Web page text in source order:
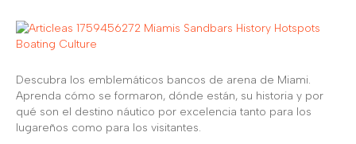
Descubra los emblemáticos bancos de arena de Miami.
Aprenda cómo se formaron, dónde están, su historia y por
qué son el destino náutico por excelencia tanto para los
lugareños como para los visitantes.